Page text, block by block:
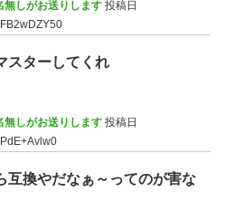
無しがお送りします 投稿日
スターしてくれ
無しがお送りします 投稿日
互換やだなぁ～ってのが害な